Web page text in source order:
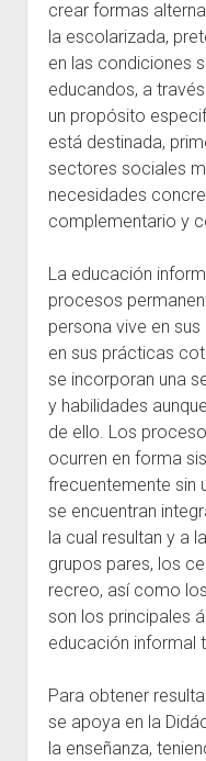
crear formas
la escolarizada,
en las condiciones
educandos, a
un propósito
está destinada,
sectores sociales
necesidades
complementario y
La educación
procesos
persona vive en
en sus prácticas
se incorporan una
y habilidades
de ello. Los
ocurren en forma
frecuentemente sin
se encuentran
la cual resultan y a
grupos pares, los
recreo, así como
son los principales
educación informal
Para obtener
se apoya en la
la enseñanza,